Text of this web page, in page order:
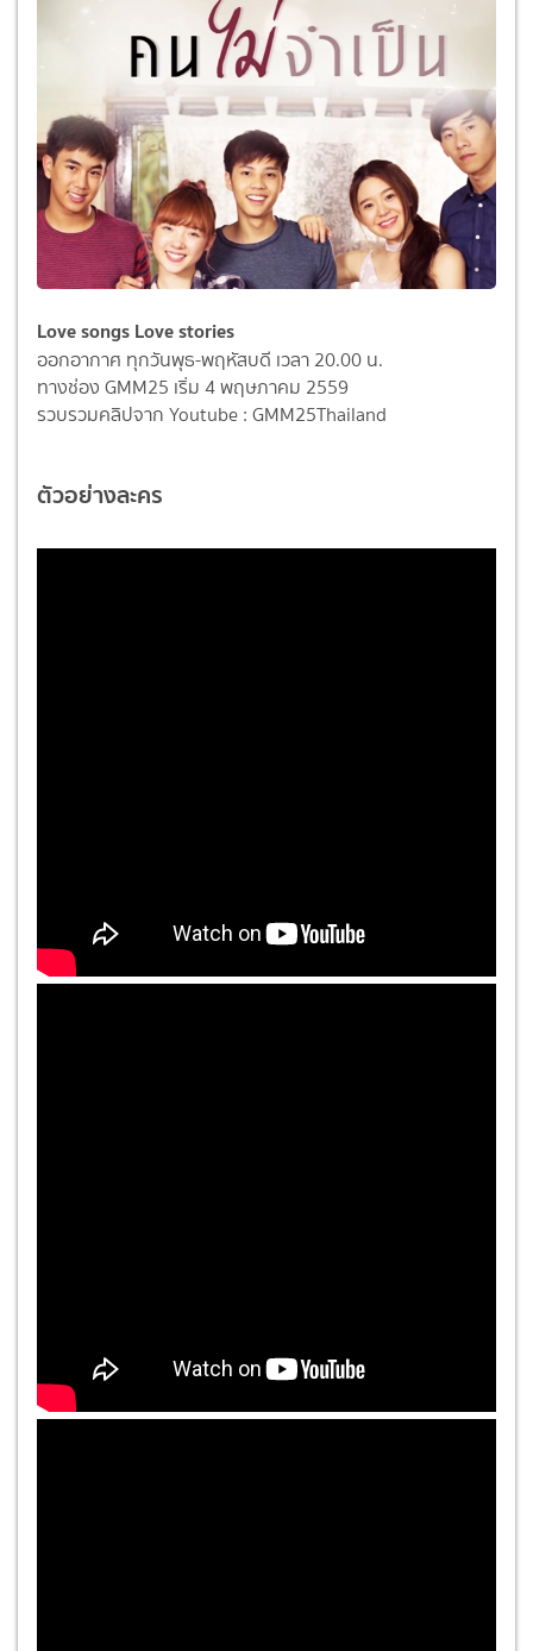
Love songs Love stories
ออกอากาศ ทุกวันพุธ-พฤหัสบดี เวลา 20.00 น.
ทางช่อง GMM25 เริ่ม 4 พฤษภาคม 2559
รวบรวมคลิปจาก Youtube : GMM25Thailand
ตัวอย่างละคร